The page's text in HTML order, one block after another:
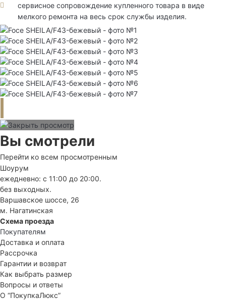
сервисное сопровождение купленного товара в виде
мелкого ремонта на весь срок службы изделия.
Вы смотрели
Перейти ко всем просмотренным
Шоурум
ежедневно: с 11:00 до 20:00.
без выходных.
Варшавское шоссе, 26
м. Нагатинская
Схема проезда
Покупателям
Доставка и оплата
Рассрочка
Гарантии и возврат
Как выбрать размер
Вопросы и ответы
О “ПокупкаЛюкс”